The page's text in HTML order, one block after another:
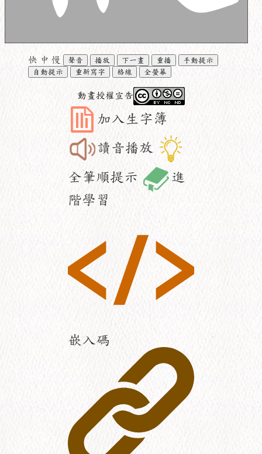
快 中 慢 聲音 播放 下一畫 重播
手動提示
自動提示
重新寫字 格線 全螢幕
動畫授權宣告
加入生字簿
讀音播放
全筆順提示
進
階學習
嵌入碼